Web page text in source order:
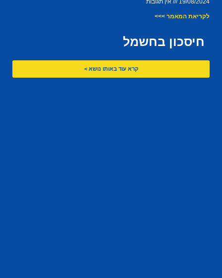
19/08/2024 אין תגובות
לקריאת המאמר >>>
חיסכון בחשמל
קרא עוד באותו נושא >